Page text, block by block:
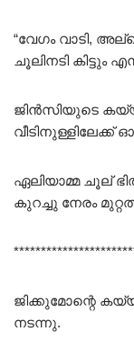
“വേഗം വാടി,
ചൂലിനടി കിട്ടും
ജിൻസിയുടെ
വീടിനുള്ളിലേക്ക്
ഏലിയാമ്മ ചൂല്
കുറച്ചു നേരം
ജിക്കുമോന്റെ
നടന്നു.